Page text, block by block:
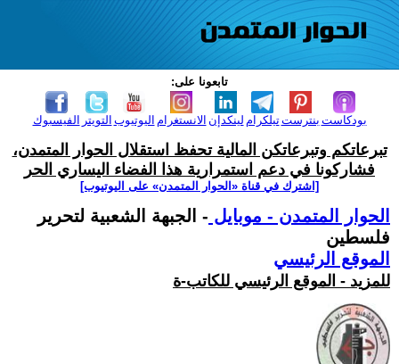
تابعونا على:
الفيسبوك التويتر اليوتيوب الانستغرام لينكدإن تيلكرامبنترست بودكاست
تبرعاتكم وتبرعاتكن المالية تحفظ استقلال الحوار المتمدن،
فشاركونا في دعم استمرارية هذا الفضاء اليساري الحر
[اشترك في قناة ‫«الحوار المتمدن» على اليوتيوب]
الحوار المتمدن - موبايل - الجبهة الشعبية لتحرير
فلسطين
الموقع الرئيسي
للمزيد - الموقع الرئيسي للكاتب-ة